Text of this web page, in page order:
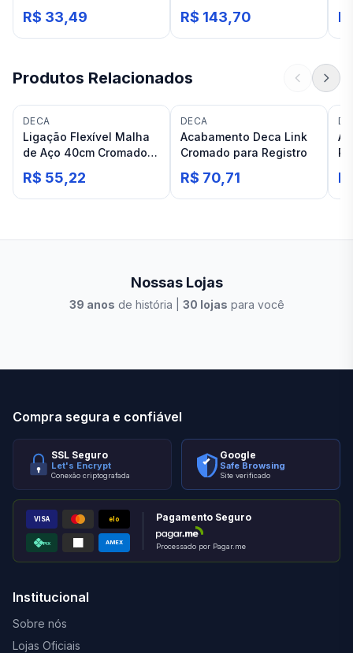
Meber/dec
R$ 33,49
Cromado Docol Clássica
R$ 143,70
Produtos Relacionados
DECA
Ligação Flexível Malha
de Aço 40cm Cromado
Deca
R$ 55,22
DECA
Acabamento Deca Link
Cromado para Registro
R$ 70,71
Nossas Lojas
39 anos de história | 30 lojas para você
Compra segura e confiável
SSL Seguro
Let's Encrypt
Conexão criptografada
Google
Safe Browsing
Site verificado
VISA elo
PIX AMEX
Pagamento Seguro
Processado por Pagar.me
Institucional
Sobre nós
Lojas Oficiais